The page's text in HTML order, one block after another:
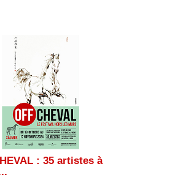
: 35 artistes à